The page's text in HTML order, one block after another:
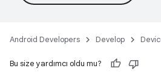
Android Developers Develop
Bu size yardımcı oldu mu?